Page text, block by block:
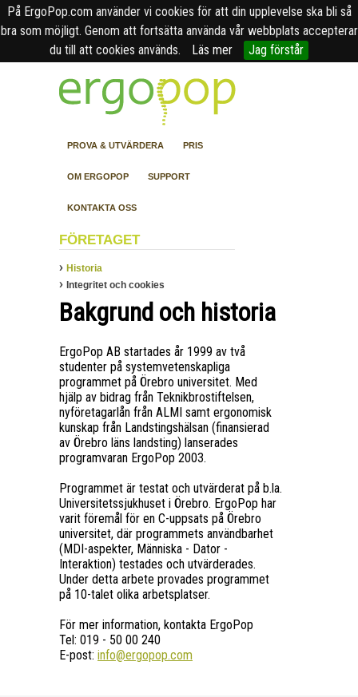
På ErgoPop.com använder vi cookies för att din upplevelse ska bli så
bra som möjligt. Genom att fortsätta använda vår webbplats accepterar
du till att cookies används.
Läs mer Jag förstår
PROVA & UTVÄRDERA PRIS
OM ERGOPOP SUPPORT
KONTAKTA OSS
FÖRETAGET
Historia
Integritet och cookies
Bakgrund och historia
ErgoPop AB startades år 1999 av två
studenter på systemvetenskapliga
programmet på Örebro universitet. Med
hjälp av bidrag från Teknikbrostiftelsen,
nyföretagarlån från ALMI samt ergonomisk
kunskap från Landstingshälsan (finansierad
av Örebro läns landsting) lanserades
programvaran ErgoPop 2003.
Programmet är testat och utvärderat på b.la.
Universitetssjukhuset i Örebro. ErgoPop har
varit föremål för en C-uppsats på Örebro
universitet, där programmets användbarhet
(MDI-aspekter, Människa - Dator -
Interaktion) testades och utvärderades.
Under detta arbete provades programmet
på 10-talet olika arbetsplatser.
För mer information, kontakta ErgoPop
Tel: 019 - 50 00 240
E-post: info@ergopop.com